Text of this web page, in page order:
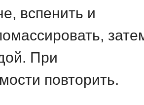
вспенить и
При
повторить.